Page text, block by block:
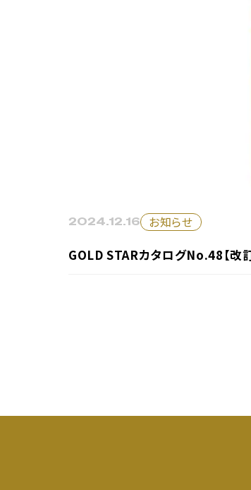
2024.12.16 お知らせ
GOLD STARカタログNo.48【改